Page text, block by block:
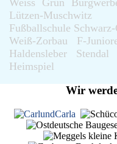
Lützen-Muschwitz
Fußballschule
Weiß-Zorbau
F-
Haldensleber
Stendal
Heimspiel
Wir